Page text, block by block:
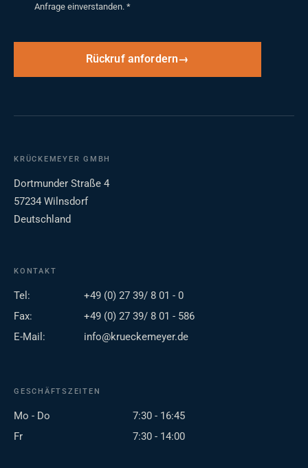
Anfrage einverstanden. *
Rückruf anfordern
KRÜCKEMEYER GMBH
Dortmunder Straße 4
57234 Wilnsdorf
Deutschland
KONTAKT
Tel:
+49 (0) 27 39/ 8 01 - 0
Fax:
+49 (0) 27 39/ 8 01 - 586
E-Mail:
info@krueckemeyer.de
GESCHÄFTSZEITEN
Mo - Do
7:30 - 16:45
Fr
7:30 - 14:00